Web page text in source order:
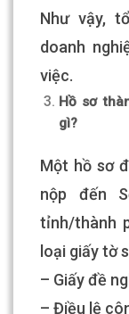
Như vậy,
doanh
việc.
Hồ sơ
gì?
Một hồ sơ
nộp đến
tỉnh/thành
loại giấy tờ
– Giấy đề
– Điều lệ